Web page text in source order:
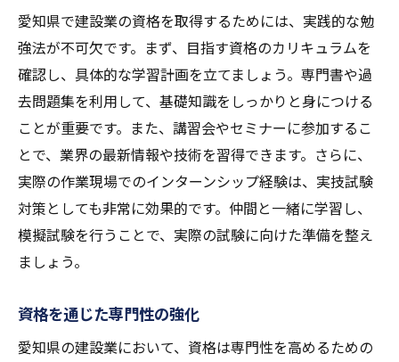
愛知県で建設業の資格を取得するためには、実践的な勉
強法が不可欠です。まず、目指す資格のカリキュラムを
確認し、具体的な学習計画を立てましょう。専門書や過
去問題集を利用して、基礎知識をしっかりと身につける
ことが重要です。また、講習会やセミナーに参加するこ
とで、業界の最新情報や技術を習得できます。さらに、
実際の作業現場でのインターンシップ経験は、実技試験
対策としても非常に効果的です。仲間と一緒に学習し、
模擬試験を行うことで、実際の試験に向けた準備を整え
ましょう。
資格を通じた専門性の強化
愛知県の建設業において、資格は専門性を高めるための